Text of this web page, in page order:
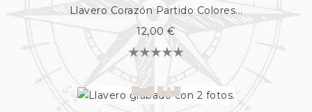
Llavero Corazón Partido Colores...
12,00 €